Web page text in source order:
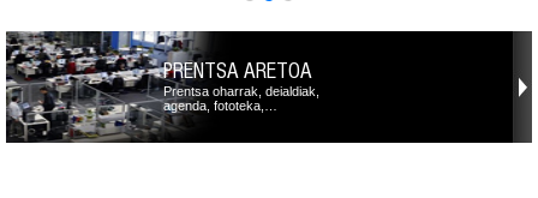
PRENTSA ARETOA
Prentsa oharrak, deialdiak,
agenda, fototeka,…